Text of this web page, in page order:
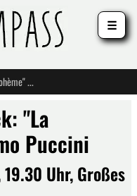
Volkstheater Rostock: "La Bohème" von Giacomo Puccini
"La
Puccini
Uhr, Großes
☰